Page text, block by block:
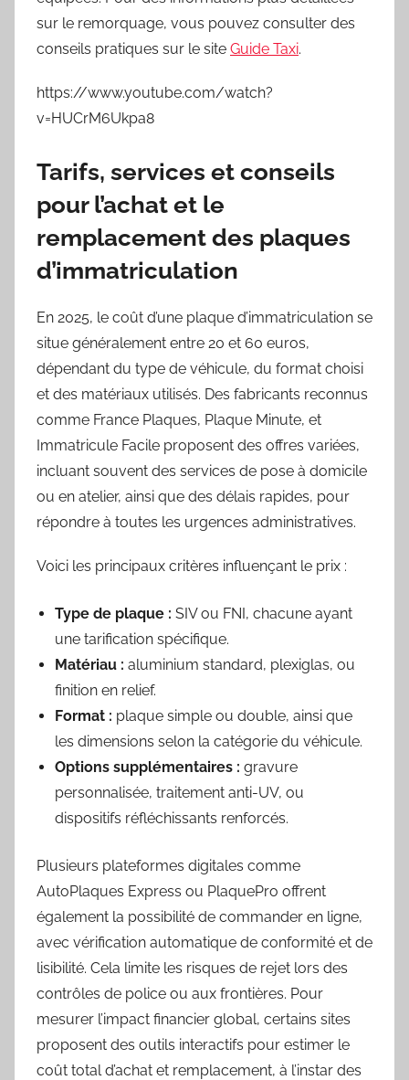
sur le remorquage, vous pouvez consulter des
conseils pratiques sur le site Guide Taxi.
https://www.youtube.com/watch?
v=HUCrM6Ukpa8
Tarifs, services et conseils
pour l’achat et le
remplacement des plaques
d’immatriculation
En 2025, le coût d’une plaque d’immatriculation se
situe généralement entre 20 et 60 euros,
dépendant du type de véhicule, du format choisi
et des matériaux utilisés. Des fabricants reconnus
comme France Plaques, Plaque Minute, et
Immatricule Facile proposent des offres variées,
incluant souvent des services de pose à domicile
ou en atelier, ainsi que des délais rapides, pour
répondre à toutes les urgences administratives.
Voici les principaux critères influençant le prix :
Type de plaque : SIV ou FNI, chacune ayant
une tarification spécifique.
Matériau : aluminium standard, plexiglas, ou
finition en relief.
Format : plaque simple ou double, ainsi que
les dimensions selon la catégorie du véhicule.
Options supplémentaires : gravure
personnalisée, traitement anti-UV, ou
dispositifs réfléchissants renforcés.
Plusieurs plateformes digitales comme
AutoPlaques Express ou PlaquePro offrent
également la possibilité de commander en ligne,
avec vérification automatique de conformité et de
lisibilité. Cela limite les risques de rejet lors des
contrôles de police ou aux frontières. Pour
mesurer l’impact financier global, certains sites
proposent des outils interactifs pour estimer le
coût total d’achat et remplacement, à l’instar des